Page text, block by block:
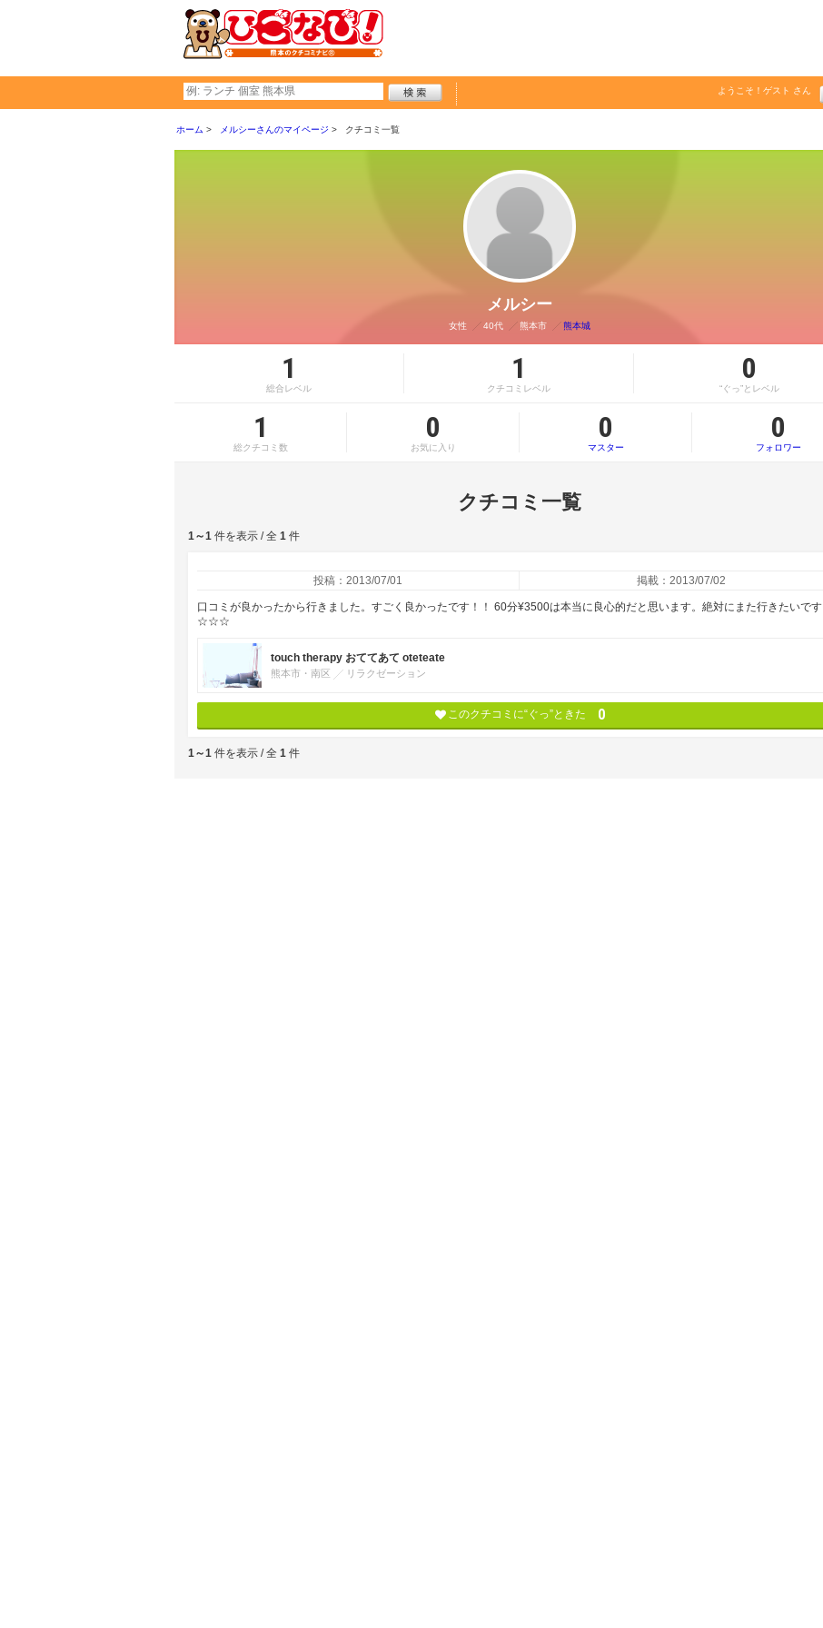
ようこそ！ ゲスト さん
ホーム メルシーさんのマイページ クチコミ一覧
メルシー
女性 40代 熊本市 熊本城
1
総合レベル
1
クチコミレベル
0
“ぐっ”とレベル
1
総クチコミ数
0
お気に入り
0
マスター
0
フォロワー
クチコミ一覧
1～1 件を表示 / 全 1 件
投稿：2013/07/01 掲載：2013/07/02
口コミが良かったから行きました。すごく良かったです！！ 60分¥3500は本当に良心的だと思います。絶対にまた行きたいです
☆☆☆
touch therapy おててあて oteteate
熊本市・南区 リラクゼーション
このクチコミに“ぐっ”ときた 0
1～1 件を表示 / 全 1 件